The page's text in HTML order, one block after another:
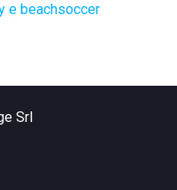
e beachsoccer
Srl